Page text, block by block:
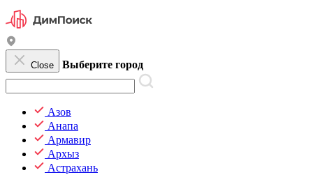
Close Выберите город
Азов
Анапа
Армавир
Архыз
Астрахань